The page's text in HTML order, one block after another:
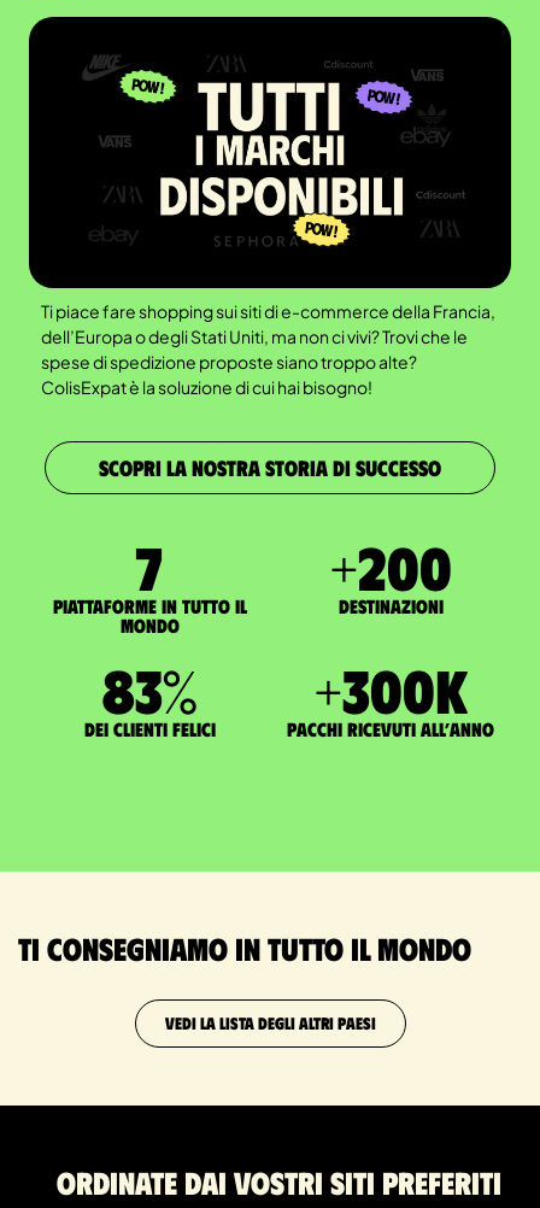
Ti piace fare shopping sui siti di e-commerce della Francia,
dell’Europa o degli Stati Uniti, ma non ci vivi? Trovi che le
spese di spedizione proposte siano troppo alte?
ColisExpat è la soluzione di cui hai bisogno!
SCOPRI LA NOSTRA STORIA DI SUCCESSO
7
Piattaforme in tutto il
mondo
+200
Destinazioni
83%
dei clienti felici
+300K
pacchi ricevuti all’anno
Ti consegniamo in tutto il mondo
VEDI LA LISTA DEGLI ALTRI PAESI
Ordinate dai vostri siti preferiti